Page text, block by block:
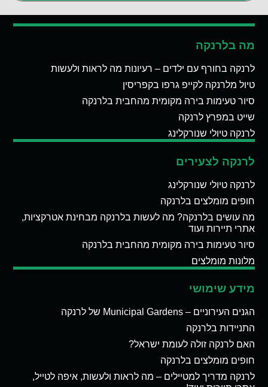
מה בלרנקה
לרנקה בחורף עם ילדים – רעיונות מה לראות ולעשות
טיול מלרנקה לקייפ גרפו בקפריסין
סיור טעימות בירה מקומית מהחבית בלרנקה
שייט במפרץ לרנקה
לרנקה טיולי שנורקלינג
לרנקה לצעירים
לרנקה טיולי שנורקלינג
חופים מומלצים בלרנקה
מה עושים בלרנקה? מה לעשות בלרנקה מבחינת אטרקציות,
אתרי תיירות ועוד
סיור טעימות בירה מקומית מהחבית בלרנקה
מלונות מומלצים
מידע שימושי
הגנים העירוניים – Municipal Gardens של לרנקה
התניידות בלרנקה
האם לרנקה זולה לעומת ישראל?
חופים מומלצים בלרנקה
לרנקה מדריך למטיילים – מה לראות ולעשות, איפה לטייל,